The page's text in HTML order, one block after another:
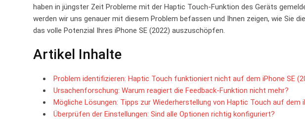
haben in jüngster Zeit Probleme mit der Haptic Touch-Funktion des Geräts
werden wir uns genauer mit ‍diesem ‌Problem befassen und Ihnen zeigen, wie Sie
das volle Potenzial Ihres⁢ iPhone SE (2022) auszuschöpfen.
Artikel Inhalte
Problem identifizieren:‌ Haptic Touch funktioniert nicht ​auf dem​ iPhone ⁤SE
Ursachenforschung: Warum⁤ reagiert​ die Feedback-Funktion nicht mehr?
Mögliche Lösungen: Tipps⁢ zur ‌Wiederherstellung von Haptic Touch auf dem
Überprüfen der Einstellungen: Sind alle Optionen richtig konfiguriert?